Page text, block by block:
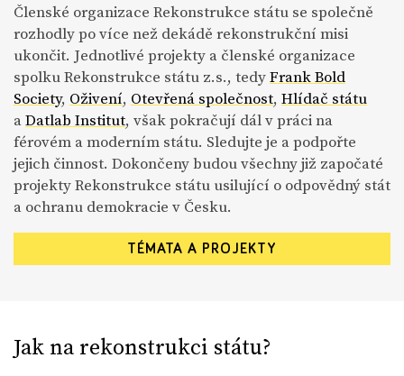
Členské organizace Rekonstrukce státu se společně
rozhodly po více než dekádě rekonstrukční misi
ukončit. Jednotlivé projekty a členské organizace
spolku Rekonstrukce státu z.s., tedyFrank Bold
Society, Oživení, Otevřená společnost, Hlídač státu
aDatlab Institut, však pokračují dál v práci na
férovém a moderním státu. Sledujte je a podpořte
jejich činnost. Dokončeny budou všechny již započaté
projekty Rekonstrukce státu usilující o odpovědný stát
a ochranu demokracie v Česku.
TÉMATA A PROJEKTY
Jak na rekonstrukci státu?